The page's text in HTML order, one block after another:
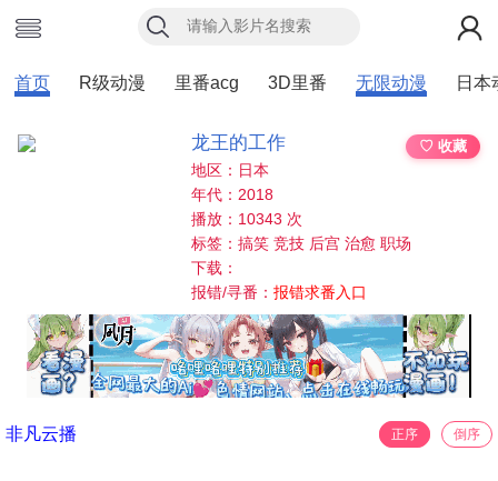
首页 R级动漫 里番acg 3D里番 无限动漫 日本
龙王的工作
♡ 收藏
地区：日本
年代：2018
播放：10343 次
标签：搞笑 竞技 后宫 治愈 职场
下载：
报错/寻番：报错求番入口
非凡云播 正序 倒序